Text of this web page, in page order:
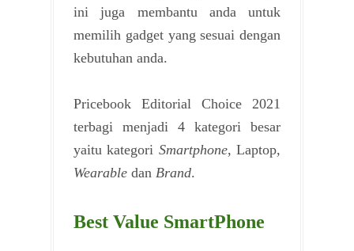
ini juga membantu anda untuk
memilih gadget yang sesuai dengan
kebutuhan anda.
Pricebook Editorial Choice 2021
terbagi menjadi 4 kategori besar
yaitu kategori Smartphone, Laptop,
Wearable dan Brand.
Best Value SmartPhone